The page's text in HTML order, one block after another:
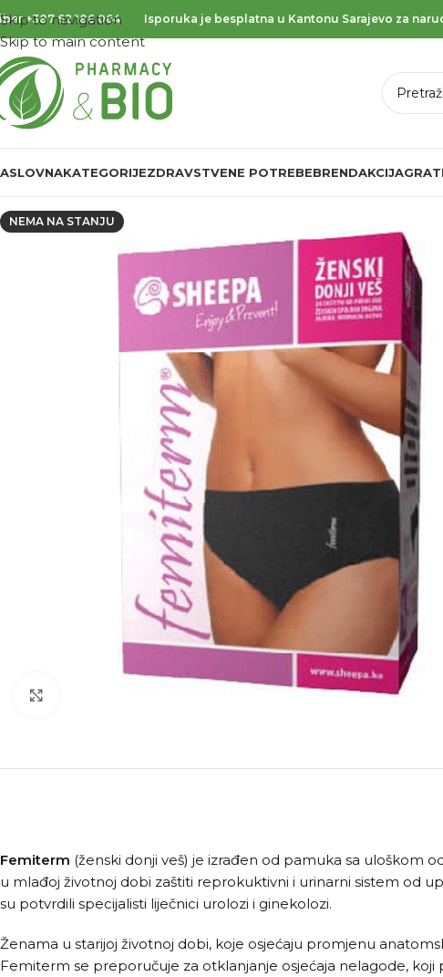
Skip to navigation
Skip to main content
+387 62 186 064 Isporuka je besplatna u Kantonu Sarajevo za
KATEGORIJEZDRAVSTVENE POTREBEBRENDAKCIJA
NEMA NA STANJU
Femiterm (ženski donji veš) je izrađen od pamuka sa uloškom
u mlađoj životnoj dobi zaštiti reprokuktivni i urinarni sistem od
su potvrdili specijalisti liječnici urolozi i ginekolozi.
Ženama u starijoj životnoj dobi, koje osjećaju promjenu
Femiterm se preporučuje za otklanjanje osjećaja nelagode,